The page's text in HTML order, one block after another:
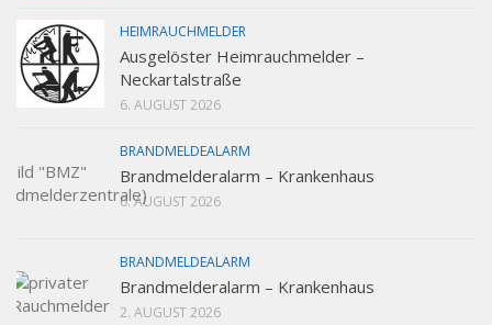
HEIMRAUCHMELDER
Ausgelöster Heimrauchmelder –
Neckartalstraße
6. AUGUST 2026
BRANDMELDEALARM
Brandmelderalarm – Krankenhaus
6. AUGUST 2026
BRANDMELDEALARM
Brandmelderalarm – Krankenhaus
2. AUGUST 2026